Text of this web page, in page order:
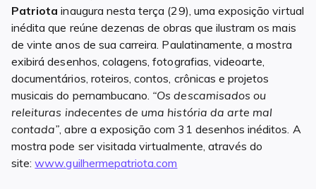
Patriotainaugura nesta terça (29), uma exposição virtual
inédita que reúne dezenas de obras que ilustram os mais
de vinte anos de sua carreira. Paulatinamente, a mostra
exibirá desenhos, colagens, fotografias, videoarte,
documentários, roteiros, contos, crônicas e projetos
musicais do pernambucano. “Os descamisados ou
releituras indecentes de uma história da arte mal
contada”, abre a exposição com 31 desenhos inéditos. A
mostra pode ser visitada virtualmente, através do
site:www.guilhermepatriota.com